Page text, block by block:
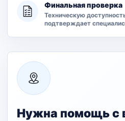
Финальная проверка
Техническую
подтверждает
Нужна помощь с